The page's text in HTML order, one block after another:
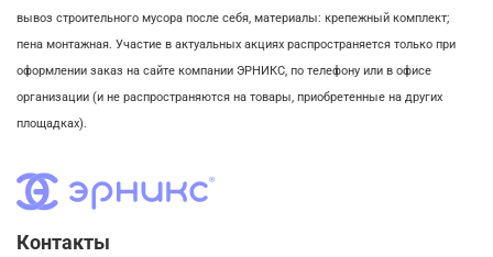
вывоз строительного мусора после себя, материалы: крепежный комплект;
пена монтажная. Участие в актуальных акциях распространяется только при
оформлении заказ на сайте компании ЭРНИКС, по телефону или в офисе
организации (и не распространяются на товары, приобретенные на других
площадках).
Контакты